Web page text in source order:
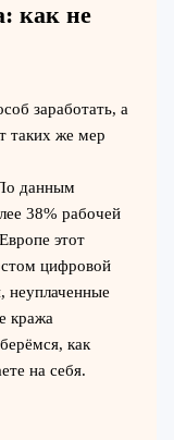
как не
заработать, а
таких же мер
данным
38% рабочей
этот
цифровой
неуплаченные
кража
как
на себя.